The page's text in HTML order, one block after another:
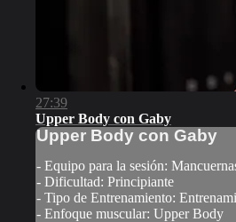
27:39
Upper Body con Gaby
Upper Body con Gaby
- Equipo para la sesión:
- Dificultad: Principiante
- Tipo de Entrenamiento:
- Enfoque muscular: Upper Body